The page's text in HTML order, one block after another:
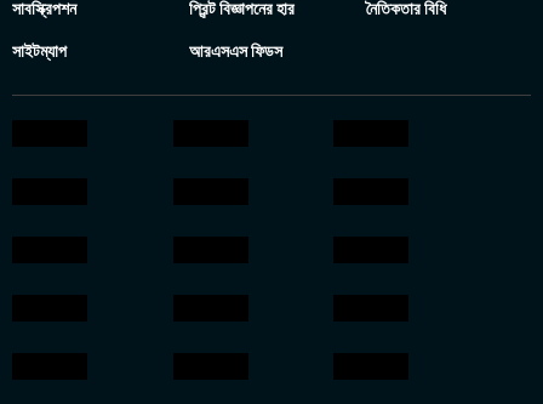
সাবস্ক্রিপশন প্রিন্ট বিজ্ঞাপনের হার নৈতিকতার বিধি
সাইটম্যাপ আরএসএস ফিডস